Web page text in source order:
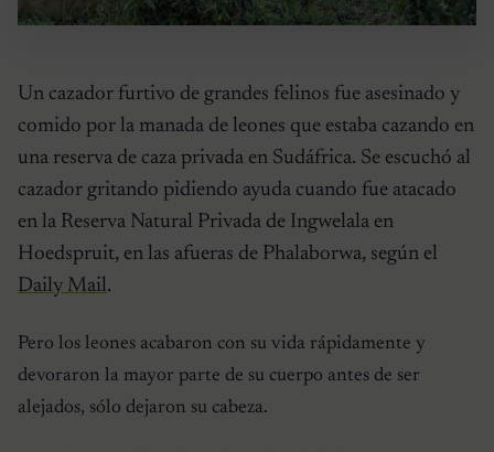
Un cazador furtivo de grandes felinos fue asesinado y
comido por la manada de leones que estaba cazando en
una reserva de caza privada en Sudáfrica. Se escuchó al
cazador gritando pidiendo ayuda cuando fue atacado
en la Reserva Natural Privada de Ingwelala en
Hoedspruit, en las afueras de Phalaborwa, según el
Daily Mail.
Pero los leones acabaron con su vida rápidamente y
devoraron la mayor parte de su cuerpo antes de ser
alejados, sólo dejaron su cabeza.